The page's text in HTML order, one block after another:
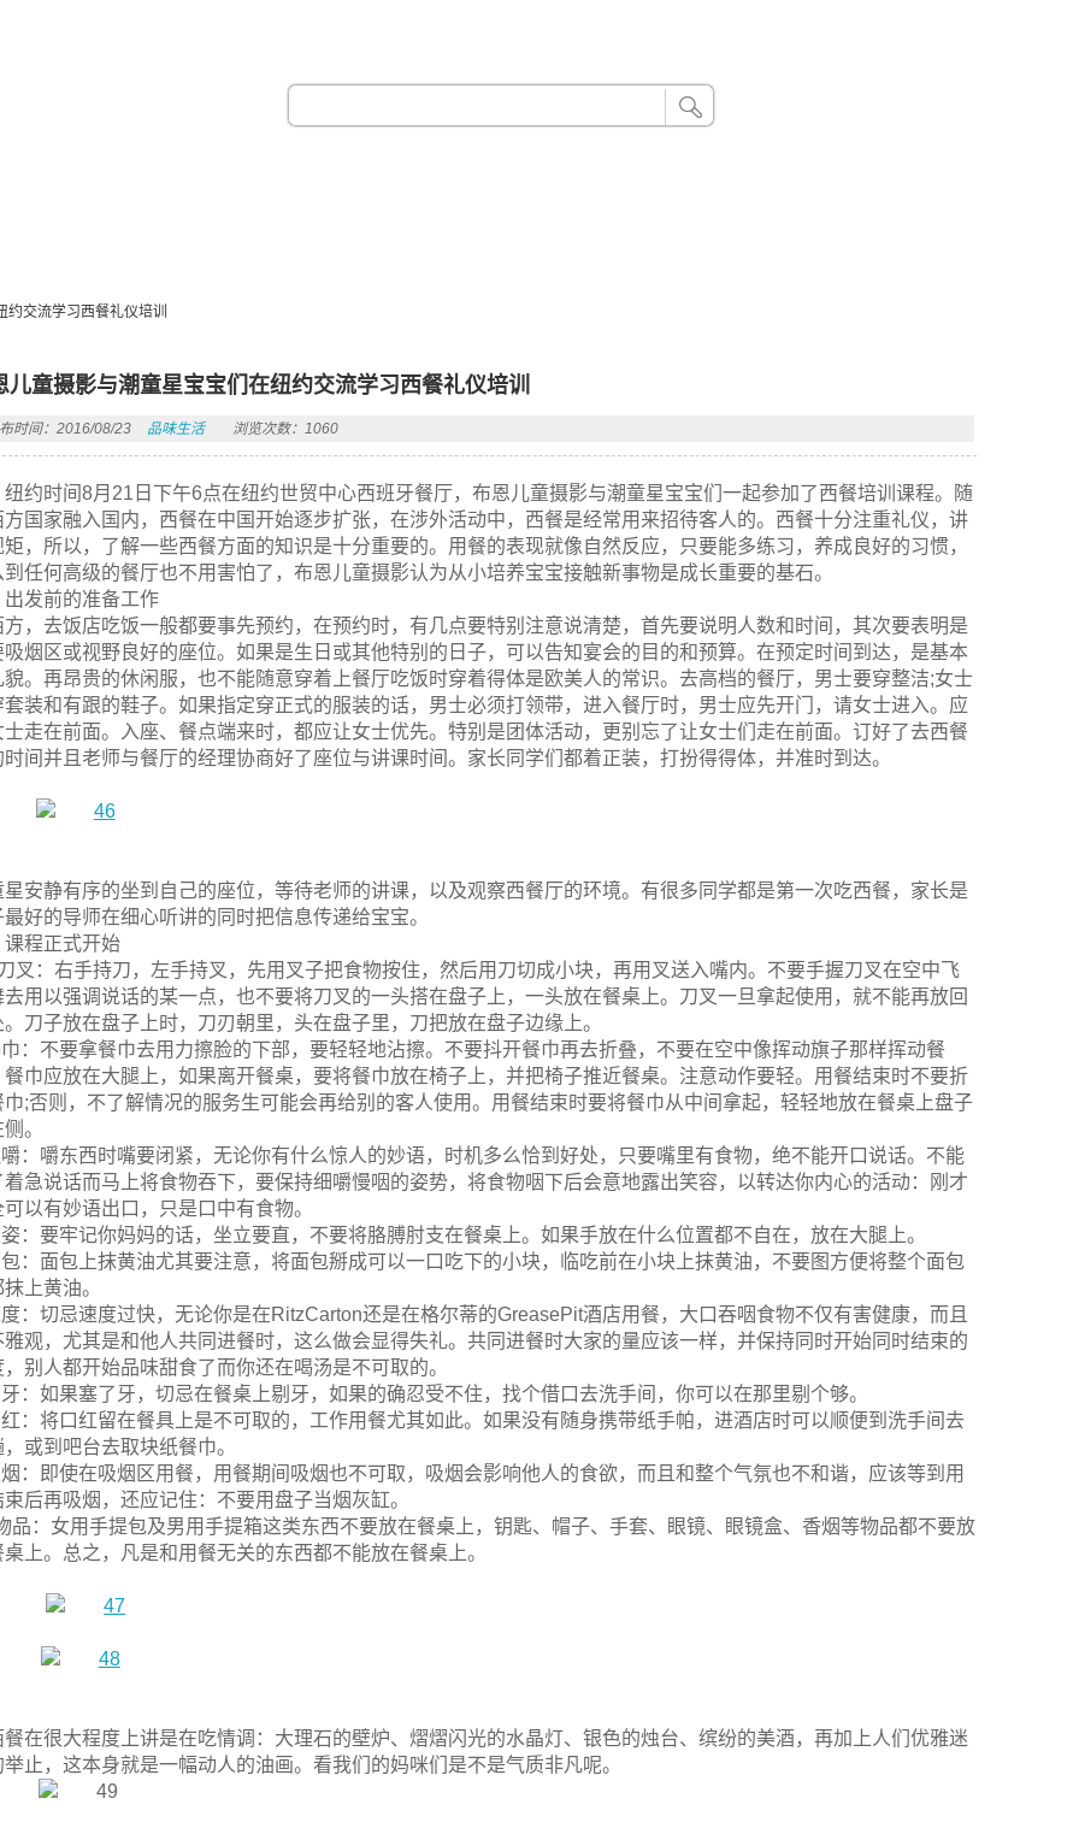
约交流学习西餐礼仪培训
儿童摄影与潮童星宝宝们在纽约交流学习西餐礼仪培训
时间：2016/08/23 品味生活 浏览次数：1060
纽约时间8月21日下午6点在纽约世贸中心西班牙餐厅，布恩儿童摄影与潮童星宝宝们一起参加了西餐培训课程。随
方国家融入国内，西餐在中国开始逐步扩张，在涉外活动中，西餐是经常用来招待客人的。西餐十分注重礼仪，讲
矩，所以，了解一些西餐方面的知识是十分重要的。用餐的表现就像自然反应，只要能多练习，养成良好的习惯，
到任何高级的餐厅也不用害怕了，布恩儿童摄影认为从小培养宝宝接触新事物是成长重要的基石。
出发前的准备工作
方，去饭店吃饭一般都要事先预约，在预约时，有几点要特别注意说清楚，首先要说明人数和时间，其次要表明是
吸烟区或视野良好的座位。如果是生日或其他特别的日子，可以告知宴会的目的和预算。在预定时间到达，是基本
貌。再昂贵的休闲服，也不能随意穿着上餐厅吃饭时穿着得体是欧美人的常识。去高档的餐厅，男士要穿整洁;女士
套装和有跟的鞋子。如果指定穿正式的服装的话，男士必须打领带，进入餐厅时，男士应先开门，请女士进入。应
士走在前面。入座、餐点端来时，都应让女士优先。特别是团体活动，更别忘了让女士们走在前面。订好了去西餐
时间并且老师与餐厅的经理协商好了座位与讲课时间。家长同学们都着正装，打扮得得体，并准时到达。
星安静有序的坐到自己的座位，等待老师的讲课，以及观察西餐厅的环境。有很多同学都是第一次吃西餐，家长是
最好的导师在细心听讲的同时把信息传递给宝宝。
课程正式开始
叉：右手持刀，左手持叉，先用叉子把食物按住，然后用刀切成小块，再用叉送入嘴内。不要手握刀叉在空中飞
去用以强调说话的某一点，也不要将刀叉的一头搭在盘子上，一头放在餐桌上。刀叉一旦拿起使用，就不能再放回
。刀子放在盘子上时，刀刃朝里，头在盘子里，刀把放在盘子边缘上。
：不要拿餐巾去用力擦脸的下部，要轻轻地沾擦。不要抖开餐巾再去折叠，不要在空中像挥动旗子那样挥动餐
餐巾应放在大腿上，如果离开餐桌，要将餐巾放在椅子上，并把椅子推近餐桌。注意动作要轻。用餐结束时不要折
巾;否则，不了解情况的服务生可能会再给别的客人使用。用餐结束时要将餐巾从中间拿起，轻轻地放在餐桌上盘子
。
：嚼东西时嘴要闭紧，无论你有什么惊人的妙语，时机多么恰到好处，只要嘴里有食物，绝不能开口说话。不能
着急说话而马上将食物吞下，要保持细嚼慢咽的姿势，将食物咽下后会意地露出笑容，以转达你内心的活动：刚才
可以有妙语出口，只是口中有食物。
：要牢记你妈妈的话，坐立要直，不要将胳膊肘支在餐桌上。如果手放在什么位置都不自在，放在大腿上。
：面包上抹黄油尤其要注意，将面包掰成可以一口吃下的小块，临吃前在小块上抹黄油，不要图方便将整个面包
抹上黄油。
：切忌速度过快，无论你是在RitzCarton还是在格尔蒂的GreasePit酒店用餐，大口吞咽食物不仅有害健康，而且
雅观，尤其是和他人共同进餐时，这么做会显得失礼。共同进餐时大家的量应该一样，并保持同时开始同时结束的
，别人都开始品味甜食了而你还在喝汤是不可取的。
：如果塞了牙，切忌在餐桌上剔牙，如果的确忍受不住，找个借口去洗手间，你可以在那里剔个够。
：将口红留在餐具上是不可取的，工作用餐尤其如此。如果没有随身携带纸手帕，进酒店时可以顺便到洗手间去
，或到吧台去取块纸餐巾。
：即使在吸烟区用餐，用餐期间吸烟也不可取，吸烟会影响他人的食欲，而且和整个气氛也不和谐，应该等到用
束后再吸烟，还应记住：不要用盘子当烟灰缸。
品：女用手提包及男用手提箱这类东西不要放在餐桌上，钥匙、帽子、手套、眼镜、眼镜盒、香烟等物品都不要放
桌上。总之，凡是和用餐无关的东西都不能放在餐桌上。
餐在很大程度上讲是在吃情调：大理石的壁炉、熠熠闪光的水晶灯、银色的烛台、缤纷的美酒，再加上人们优雅迷
举止，这本身就是一幅动人的油画。看我们的妈咪们是不是气质非凡呢。